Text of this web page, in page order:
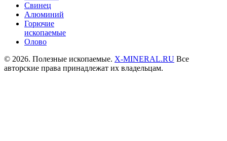
Свинец
Алюминий
Горючие
ископаемые
Олово
© 2026. Полезные ископаемые. X-MINERAL.RU Все
авторские права принадлежат их владельцам.